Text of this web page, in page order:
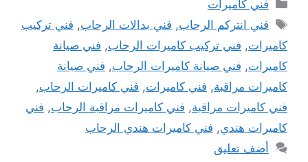
فني كاميرات
الوسوم
فني انتركم الرحاب, فني بدالات الرحاب, فني تركيب
كاميرات, فني تركيب كاميرات الرحاب, فني صيانة
كاميرات, فني صيانة كاميرات الرحاب, فني صيانة
كاميرات مراقبة, فني كاميرات, فني كاميرات الرحاب,
فني كاميرات مراقبة, فني كاميرات مراقبة الرحاب, فني
كاميرات هندي, فني كاميرات هندي الرحاب
أضف تعليق